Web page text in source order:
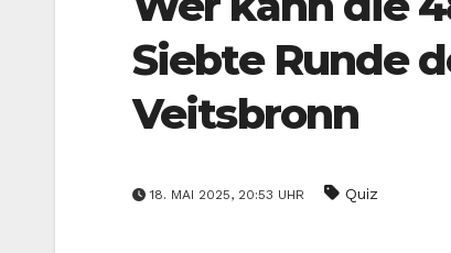
Siebte Runde
Veitsbronn
18. MAI 2025, 20:53 UHR Quiz